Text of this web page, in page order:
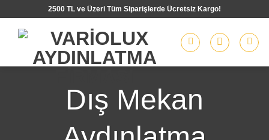
2500 TL ve Üzeri Tüm Siparişlerde Ücretsiz Kargo!
Dış Mekan